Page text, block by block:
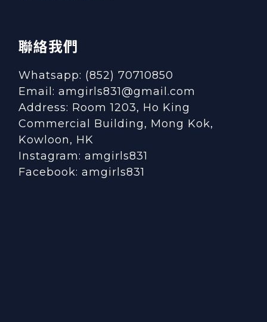
聯絡我們
Whatsapp: (852) 70710850
Email: amgirls831@gmail.com
Address: Room 1203, Ho King
Commercial Building, Mong Kok,
Kowloon, HK
Instagram: amgirls831
Facebook: amgirls831